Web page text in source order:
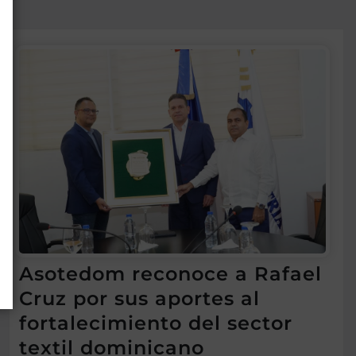
Asotedom reconoce a Rafael
Cruz por sus aportes al
fortalecimiento del sector
textil dominicano